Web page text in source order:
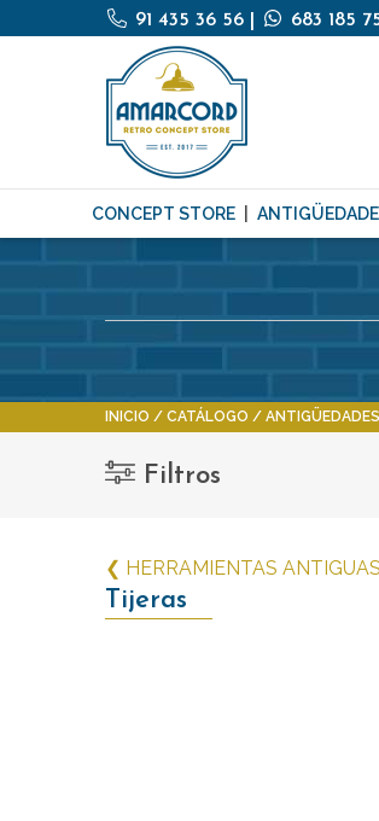
91 435 36 56 683 185
CONCEPT STORE
INICIO CATÁLOGO
Filtros
❮ HERRAMIENTAS ANTIGUAS
Tijeras